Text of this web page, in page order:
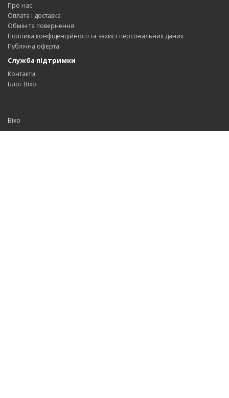
Про нас
Оплата і доставка
Обмін та повернення
Політика конфіденційності та захист персональних даних
Публічна оферта
Служба підтримки
Контакти
Блог Bixo
Bixo